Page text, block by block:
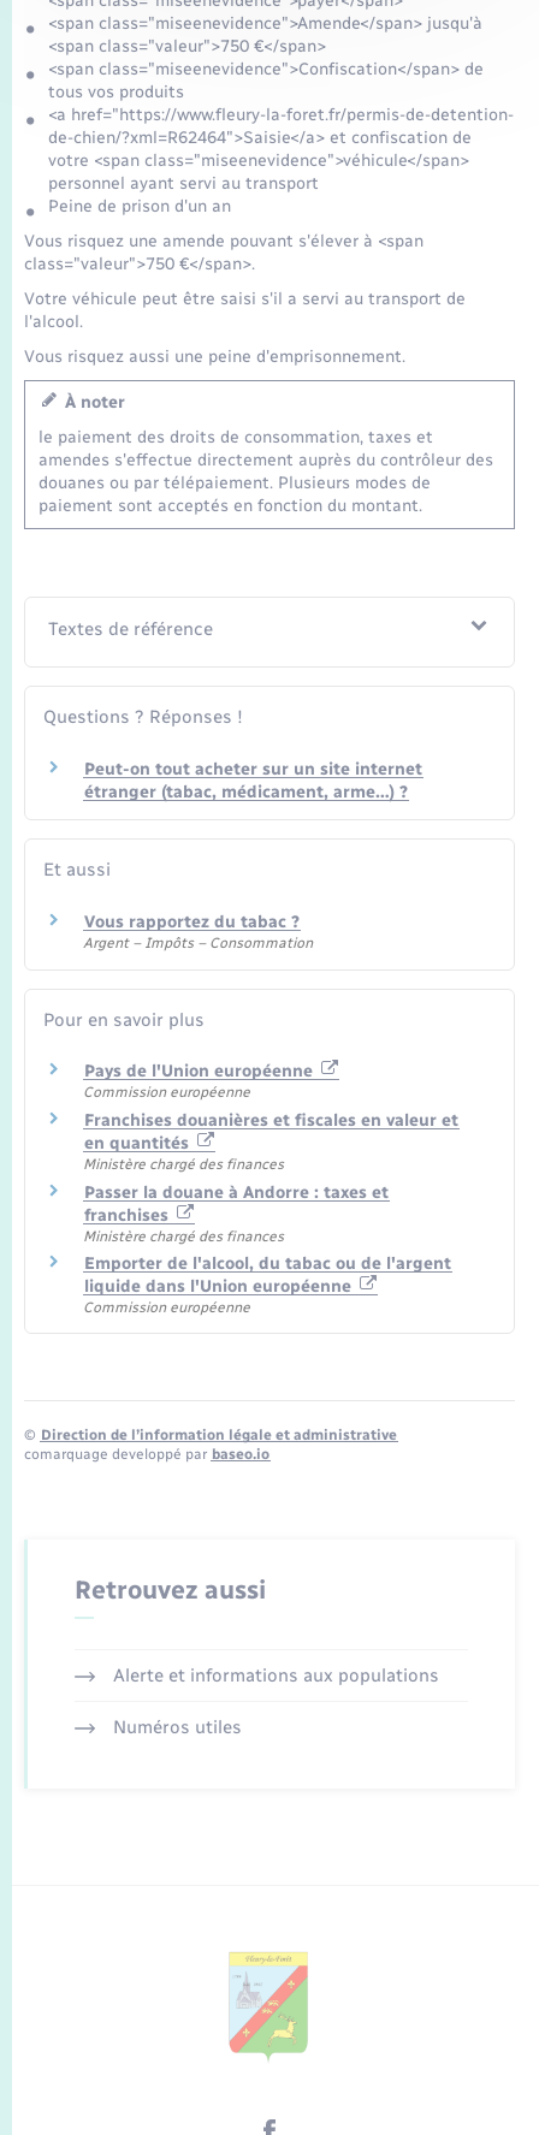
<span class="miseenevidence">Amende</span> jusqu'à
<span class="valeur">750 €</span>
<span class="miseenevidence">Confiscation</span> de
tous vos produits
<a href="https://www.fleury-la-foret.fr/permis-de-detention-
de-chien/?xml=R62464">Saisie</a> et confiscation de
votre <span class="miseenevidence">véhicule</span>
personnel ayant servi au transport
Peine de prison d'un an
Vous risquez une amende pouvant s'élever à <span
class="valeur">750 €</span>.
Votre véhicule peut être saisi s'il a servi au transport de
l'alcool.
Vous risquez aussi une peine d'emprisonnement.
À noter
le paiement des droits de consommation, taxes et
amendes s'effectue directement auprès du contrôleur des
douanes ou par télépaiement. Plusieurs modes de
paiement sont acceptés en fonction du montant.
Textes de référence
Questions ? Réponses !
Peut-on tout acheter sur un site internet
étranger (tabac, médicament, arme…) ?
Et aussi
Vous rapportez du tabac ?
Argent – Impôts – Consommation
Pour en savoir plus
Pays de l'Union européenne
Commission européenne
Franchises douanières et fiscales en valeur et
en quantités
Ministère chargé des finances
Passer la douane à Andorre : taxes et
franchises
Ministère chargé des finances
Emporter de l'alcool, du tabac ou de l'argent
liquide dans l'Union européenne
Commission européenne
© Direction de l’information légale et administrative
comarquage developpé par baseo.io
Retrouvez aussi
Alerte et informations aux populations
Numéros utiles